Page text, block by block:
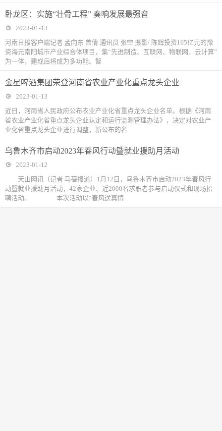
卧龙区：实施“壮骨工程” 奏响发展最强音
2023-01-13
河南日报客户端记者 孟向东 曾倩 通讯员 张空 摄影/ 陈辉投资165亿元的豫
资海元南阳城市产业综合体项目，集“先进制造、互联网、物联网，云计算”
为一体，建成后将成为多功能、智
金星啤酒集团荣登河南省农业产业化重点龙头企业
2023-01-13
近日，河南省人民政府公布农业产业化省重点龙头企业名单。根据《河南
省农业产业化省重点龙头企业认定和运行监测管理办法》，决定对农业产
业化省重点龙头企业进行调整，新公布的名
乌鲁木齐市启动2023年春风行动暨就业援助月活动
2023-01-12
天山网讯（记者 马蓓报道）1月12日，乌鲁木齐市启动2023年春风行
动暨就业援助月活动，42家企业、近2000名求职者参与启动仪式和现场招
聘活动。 本次活动以“春风送真情